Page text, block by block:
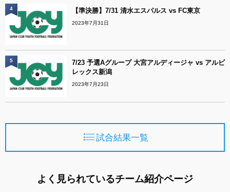
【準決勝】7/31 清水エスパルス vs FC東京
2023年7月31日
4
7/23 予選Aグループ 大宮アルディージャ vs アルビ
レックス新潟
2023年7月23日
5
試合結果一覧
よく見られているチーム紹介ページ